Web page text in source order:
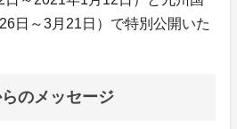
日～3月21日）で特別公開いた
のメッセージ